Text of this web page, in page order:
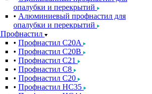
опалубки и перекрытий
Алюминиевый профнастил для
опалубки и перекрытий
Профнастил
Профнастил С20A
Профнастил С20B
Профнастил С21
Профнастил С8
Профнастил С20
Профнастил НС35